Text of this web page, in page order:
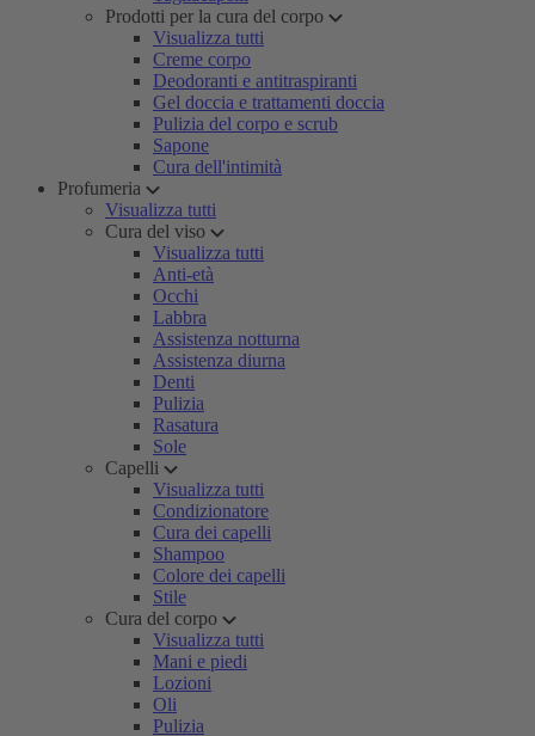
Prodotti per la cura del corpo
Visualizza tutti
Creme corpo
Deodoranti e antitraspiranti
Gel doccia e trattamenti doccia
Pulizia del corpo e scrub
Sapone
Cura dell'intimità
Profumeria
Visualizza tutti
Cura del viso
Visualizza tutti
Anti-età
Occhi
Labbra
Assistenza notturna
Assistenza diurna
Denti
Pulizia
Rasatura
Sole
Capelli
Visualizza tutti
Condizionatore
Cura dei capelli
Shampoo
Colore dei capelli
Stile
Cura del corpo
Visualizza tutti
Mani e piedi
Lozioni
Oli
Pulizia